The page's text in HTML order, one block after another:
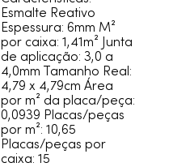
Esmalte Reativo
Espessura: 6mm M²
por caixa: 1,41m² Junta
de aplicação: 3,0 a
4,0mm Tamanho Real:
4,79 x 4,79cm Área
por m² da placa/peça:
0,0939 Placas/peças
por m²: 10,65
Placas/peças por
caixa: 15